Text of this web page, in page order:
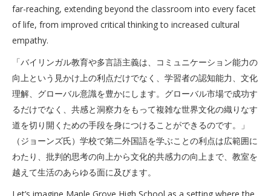
far-reaching, extending beyond the classroom into every facet
of life, from improved critical thinking to increased cultural
empathy.
「バイリンガル教育や多言語主義は、コミュニケーション能力の
向上という見かけ上の利点だけでなく、学習者の認知能力、文化
理解、グローバル意識を豊かにします。グローバル市場で成功す
るだけでなく、共感と洞察力をもって複雑な世界文化の織りなす
道を切り開くための手段を身につけることができるのです。」
（ジョーンズ氏）学校で第二外国語を学ぶことの利点は広範囲に
わたり、批判的思考の向上から文化的共感力の向上まで、教室を
越えて生活のあらゆる面に及びます。